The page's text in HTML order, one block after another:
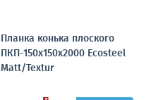
Планка конька плоского
ПКП-150х150х2000 Ecosteel
Matt/Textur